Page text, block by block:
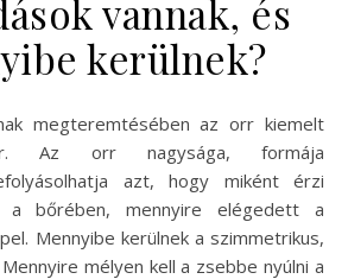
vannak, és
kerülnek?
Az orr nagysága, formája
azt, hogy miként érzi
bőrében, mennyire elégedett a
Mennyibe kerülnek a szimmetrikus,
mélyen kell a zsebbe nyúlni a